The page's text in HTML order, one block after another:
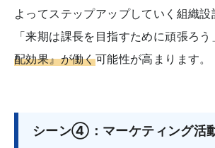
よってステップアップしていく組織設
「来期は課長を目指すために頑張ろう
配効果』が働く可能性が高まります。
シーン④：マーケティング活